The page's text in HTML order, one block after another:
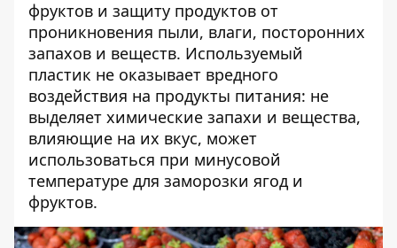
фруктов и защиту продуктов от
проникновения пыли, влаги, посторонних
запахов и веществ. Используемый
пластик не оказывает вредного
воздействия на продукты питания: не
выделяет химические запахи и вещества,
влияющие на их вкус, может
использоваться при минусовой
температуре для заморозки ягод и
фруктов.